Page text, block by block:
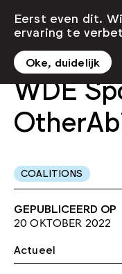
WDE
COALITIONS
GEPUBLICEERD OP
20 OKTOBER 2022
Actueel
Eerst even dit.
ervaring te
Oke, duidelijk